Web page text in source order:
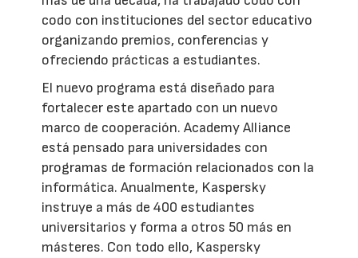
codo con instituciones del sector educativo
organizando premios, conferencias y
ofreciendo prácticas a estudiantes.
El nuevo programa está diseñado para
fortalecer este apartado con un nuevo
marco de cooperación. Academy Alliance
está pensado para universidades con
programas de formación relacionados con la
informática. Anualmente, Kaspersky
instruye a más de 400 estudiantes
universitarios y forma a otros 50 más en
másteres. Con todo ello, Kaspersky